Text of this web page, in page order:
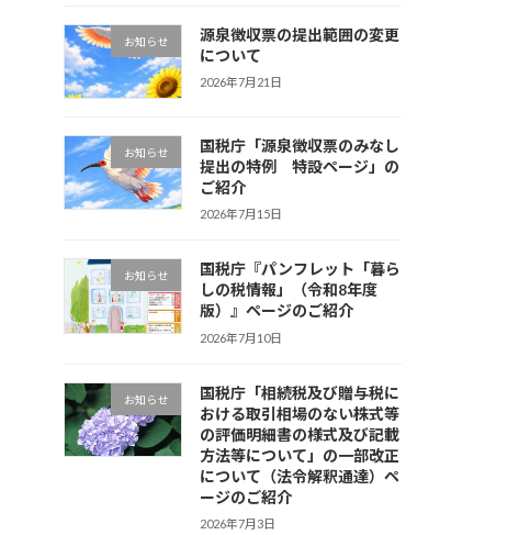
お知らせ
源泉徴収票の提出範囲の変更
について
2026年7月21日
お知らせ
国税庁「源泉徴収票のみなし
提出の特例 特設ページ」の
ご紹介
2026年7月15日
お知らせ
国税庁『パンフレット「暮ら
しの税情報」（令和8年度
版）』ページのご紹介
2026年7月10日
お知らせ
国税庁「相続税及び贈与税に
おける取引相場のない株式等
の評価明細書の様式及び記載
方法等について」の一部改正
について（法令解釈通達）ペ
ージのご紹介
2026年7月3日